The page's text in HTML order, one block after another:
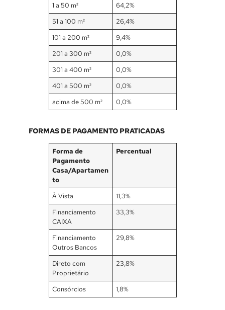
1 a 50 m²
64,2%
51 a 100 m²
26,4%
101 a 200 m²
9,4%
201 a 300 m²
0,0%
301 a 400 m²
0,0%
401 a 500 m²
0,0%
acima de 500 m²
0,0%
FORMAS DE PAGAMENTO PRATICADAS
Forma de
Pagamento
Casa/Apartamen
to
Percentual
À Vista
11,3%
Financiamento
CAIXA
33,3%
Financiamento
Outros Bancos
29,8%
Direto com
Proprietário
23,8%
Consórcios 1,8%